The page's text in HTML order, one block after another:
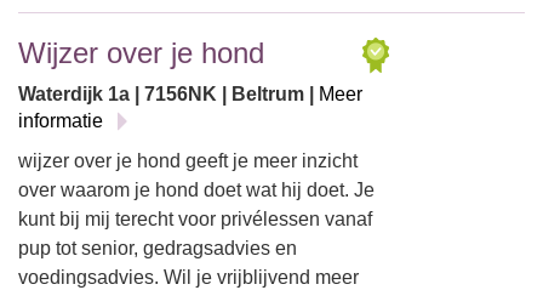
Wijzer over je hond
Waterdijk 1a | 7156NK | Beltrum |
Meer
informatie
wijzer over je hond geeft je meer inzicht
over waarom je hond doet wat hij doet. Je
kunt bij mij terecht voor privélessen vanaf
pup tot senior, gedragsadvies en
voedingsadvies. Wil je vrijblijvend meer